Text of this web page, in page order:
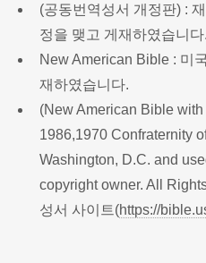
(공동번역성서 개정판) :
정을 맺고 게재하였습니다.
New American Bible : 미
재하였습니다.
(New American Bible
1986,1970 Confraternity
Washington, D.C. and
copyright owner. All
성서 사이트(https://